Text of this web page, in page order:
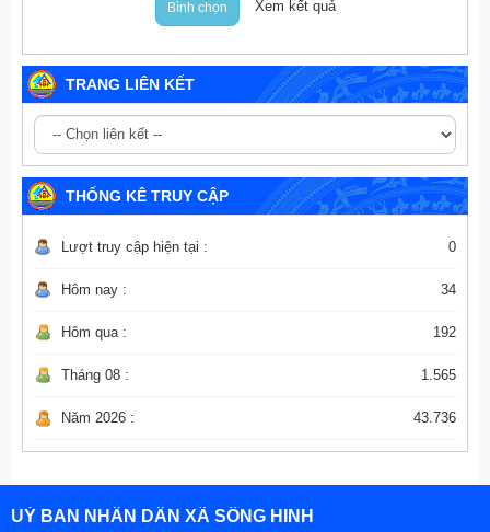
Bình chọn Xem kết quả
TRANG LIÊN KẾT
THỐNG KÊ TRUY CẬP
Lượt truy cập hiện tại : 0
Hôm nay : 34
Hôm qua : 192
Tháng 08 : 1.565
Năm 2026 : 43.736
UỶ BAN NHÂN DÂN XÃ SÔNG HINH